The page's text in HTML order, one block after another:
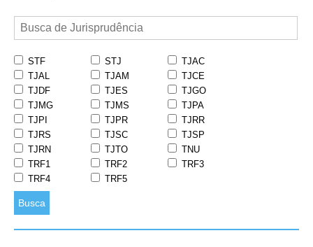
STF STJ
TJAC
TJAL
TJAM
TJCE
TJDF
TJES
TJGO
TJMG
TJMS
TJPA
TJPI
TJPR
TJRR
TJRS
TJSC
TJSP
TJRN
TJTO
TNU
TRF1
TRF2
TRF3
TRF4
TRF5
Busca